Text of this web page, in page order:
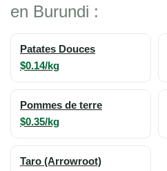
en Burundi :
Patates Douces
$0.14/kg
Pommes de terre
$0.35/kg
Taro (Arrowroot)